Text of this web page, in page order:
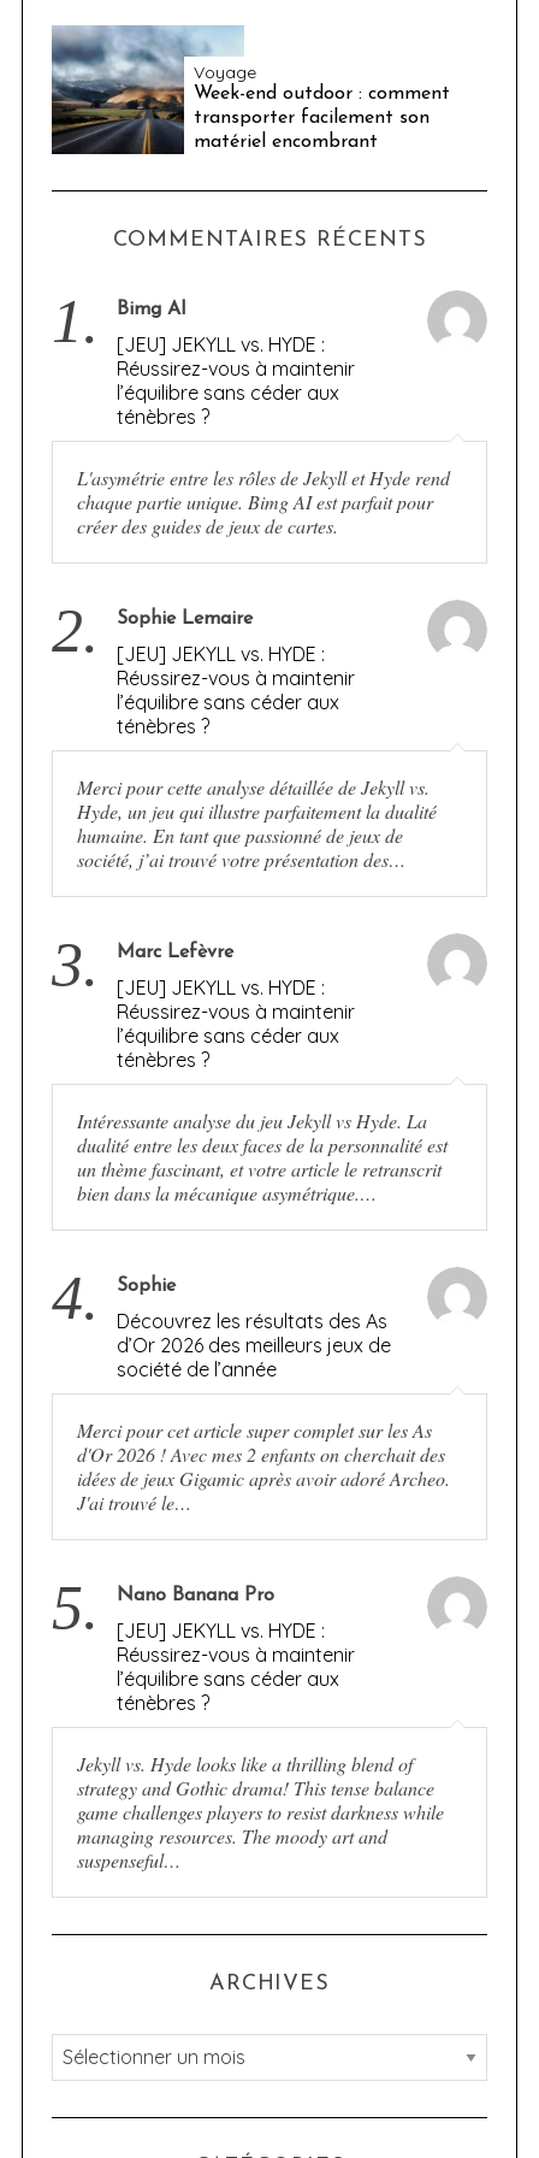
Voyage
Week-end outdoor : comment
transporter facilement son
matériel encombrant
COMMENTAIRES RÉCENTS
1. Bimg AI
[JEU] JEKYLL vs. HYDE :
Réussirez-vous à maintenir
l’équilibre sans céder aux
ténèbres ?
L'asymétrie entre les rôles de Jekyll et Hyde rend
chaque partie unique. Bimg AI est parfait pour
créer des guides de jeux de cartes.
2. Sophie Lemaire
[JEU] JEKYLL vs. HYDE :
Réussirez-vous à maintenir
l’équilibre sans céder aux
ténèbres ?
Merci pour cette analyse détaillée de Jekyll vs.
Hyde, un jeu qui illustre parfaitement la dualité
humaine. En tant que passionné de jeux de
société, j’ai trouvé votre présentation des…
3. Marc Lefèvre
[JEU] JEKYLL vs. HYDE :
Réussirez-vous à maintenir
l’équilibre sans céder aux
ténèbres ?
Intéressante analyse du jeu Jekyll vs Hyde. La
dualité entre les deux faces de la personnalité est
un thème fascinant, et votre article le retranscrit
bien dans la mécanique asymétrique.…
4. Sophie
Découvrez les résultats des As
d’Or 2026 des meilleurs jeux de
société de l’année
Merci pour cet article super complet sur les As
d'Or 2026 ! Avec mes 2 enfants on cherchait des
idées de jeux Gigamic après avoir adoré Archeo.
J'ai trouvé le…
5. Nano Banana Pro
[JEU] JEKYLL vs. HYDE :
Réussirez-vous à maintenir
l’équilibre sans céder aux
ténèbres ?
Jekyll vs. Hyde looks like a thrilling blend of
strategy and Gothic drama! This tense balance
game challenges players to resist darkness while
managing resources. The moody art and
suspenseful…
ARCHIVES
A
r
c